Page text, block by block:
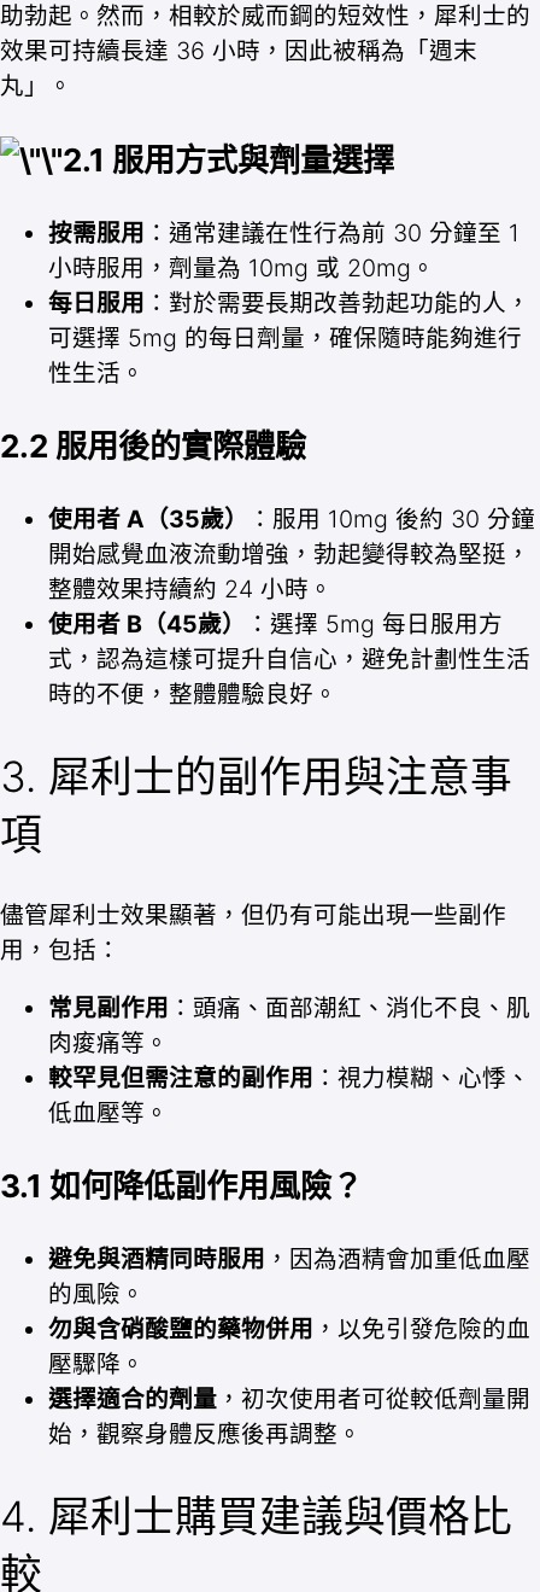
助勃起。然而，相較於威而鋼的短效性，犀利士的
效果可持續長達 36 小時，因此被稱為「週末
丸」。
2.1 服用方式與劑量選擇
按需服用 ：通常建議在性行為前 30 分鐘至 1
小時服用，劑量為 10mg 或 20mg。
每日服用 ：對於需要長期改善勃起功能的人，
可選擇 5mg 的每日劑量，確保隨時能夠進行
性生活。
2.2 服用後的實際體驗
使用者 A（35歲）
：服用 10mg 後約 30 分鐘
開始感覺血液流動增強，勃起變得較為堅挺，
整體效果持續約 24 小時。
使用者 B（45歲）
：選擇 5mg 每日服用方
式，認為這樣可提升自信心，避免計劃性生活
時的不便，整體體驗良好。
3. 犀利士的副作用與注意事
項
儘管犀利士效果顯著，但仍有可能出現一些副作
用，包括：
常見副作用 ：頭痛、面部潮紅、消化不良、肌
肉痠痛等。
較罕見但需注意的副作用 ：視力模糊、心悸、
低血壓等。
3.1 如何降低副作用風險？
避免與酒精同時服用 ，因為酒精會加重低血壓
的風險。
勿與含硝酸鹽的藥物併用 ，以免引發危險的血
壓驟降。
選擇適合的劑量 ，初次使用者可從較低劑量開
始，觀察身體反應後再調整。
4. 犀利士購買建議與價格比
較